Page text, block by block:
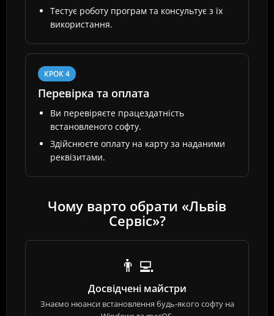
Тестує роботу програм та консультує з їх
використання.
КРОК 4
Перевірка та оплата
Ви перевіряєте працездатність
встановленого софту.
Здійснюєте оплату на карту за наданими
реквізитами.
Чому варто обрати «Львів
Сервіс»?
👨‍💻
Досвідчені майстри
Знаємо нюанси встановлення будь-якого софту на